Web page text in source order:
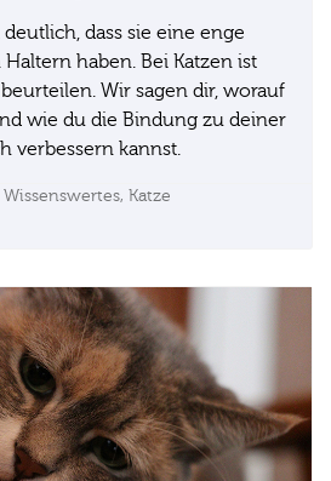
dass sie eine enge
haben. Bei Katzen ist
Wir sagen dir, worauf
wie du die Bindung zu deiner
verbessern kannst.
Wissenswertes, Katze